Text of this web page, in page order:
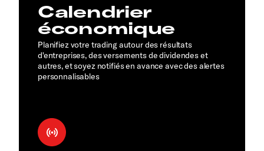
Calendrier
économique
Planifiez votre trading autour des résultats
d'entreprises, des versements de dividendes et
autres, et soyez notifiés en avance avec des alertes
personnalisables